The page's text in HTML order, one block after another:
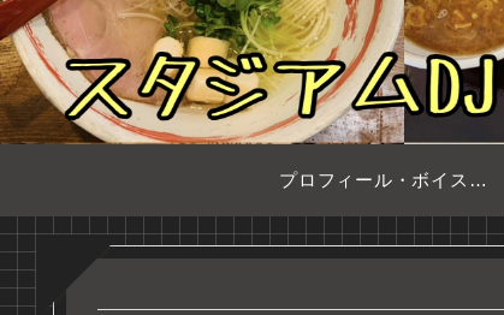
プロフィール・ボイスサンプル